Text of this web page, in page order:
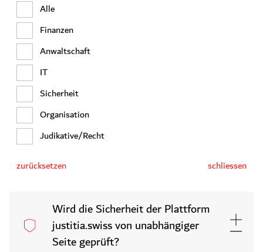
Alle
Finanzen
Anwaltschaft
IT
Sicherheit
Organisation
Judikative/Recht
zurücksetzen
schliessen
Alle
Transformation
Plattform justitia.swiss
eJustizakte-Applikation
zurücksetzen
Kann ich als Anwältin/Anwalt
Nein, eine Zustellung von Daten von der
Anwältin/Anwalt zum Mandanten ist aktuell nicht
möglich.
Wird die Sicherheit der Plattform
justitia.swiss von unabhängiger
Seite geprüft?